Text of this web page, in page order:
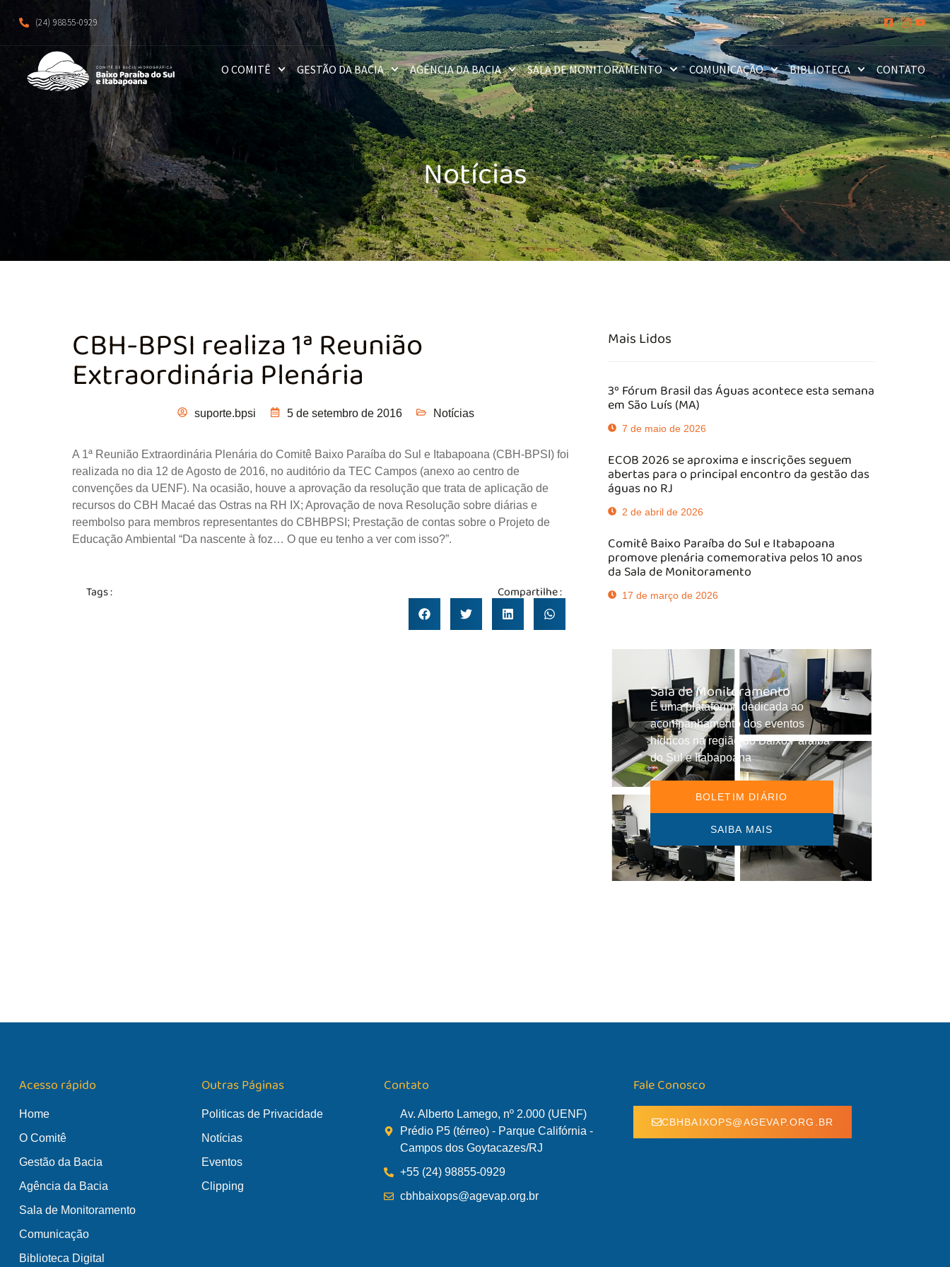
(24) 98855-0929
O COMITÊ GESTÃO DA BACIA AGÊNCIA DA BACIA SALA DE MONITORAMENTO COMUNICAÇÃO BIBLIOTECA CONTATO
Notícias
CBH-BPSI realiza 1ª Reunião
Extraordinária Plenária
suporte.bpsi 5 de setembro de 2016 Notícias
A 1ª Reunião Extraordinária Plenária do Comitê Baixo Paraíba do Sul e Itabapoana (CBH-BPSI) foi
realizada no dia 12 de Agosto de 2016, no auditório da TEC Campos (anexo ao centro de
convenções da UENF). Na ocasião, houve a aprovação da resolução que trata de aplicação de
recursos do CBH Macaé das Ostras na RH IX; Aprovação de nova Resolução sobre diárias e
reembolso para membros representantes do CBHBPSI; Prestação de contas sobre o Projeto de
Educação Ambiental “Da nascente à foz… O que eu tenho a ver com isso?”.
Tags : Compartilhe :
Mais Lidos
3º Fórum Brasil das Águas acontece esta semana
em São Luís (MA)
7 de maio de 2026
ECOB 2026 se aproxima e inscrições seguem
abertas para o principal encontro da gestão das
águas no RJ
2 de abril de 2026
Comitê Baixo Paraíba do Sul e Itabapoana
promove plenária comemorativa pelos 10 anos
da Sala de Monitoramento
17 de março de 2026
Sala de Monitoramento
É uma plataforma dedicada ao
acompanhamento dos eventos
hídricos na região do Baixo Paraíba
do Sul e Itabapoana
BOLETIM DIÁRIO
SAIBA MAIS
Acesso rápido
Home
O Comitê
Gestão da Bacia
Agência da Bacia
Sala de Monitoramento
Comunicação
Biblioteca Digital
Outras Páginas
Politicas de Privacidade
Notícias
Eventos
Clipping
Contato
Av. Alberto Lamego, nº 2.000 (UENF)
Prédio P5 (térreo) - Parque Califórnia -
Campos dos Goytacazes/RJ
+55 (24) 98855-0929
cbhbaixops@agevap.org.br
Fale Conosco
CBHBAIXOPS@AGEVAP.ORG.BR